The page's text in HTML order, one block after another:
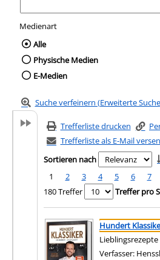
Medienart
Wählen Sie die
Alle
Physische Medien
E-Medien
Suche verfeinern (Erweiterte
Trefferliste drucken
Trefferliste als E-Mail
Sortieren nach
1
2 3 4 5 6 7
180 Treffer
Treffer pro
Suchergebnis
Zu den Suchfiltern springen
Hundert
Verfasser: